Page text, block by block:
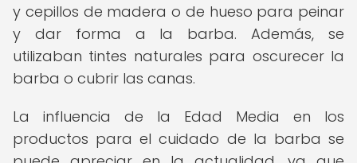
y cepillos de madera o de hueso para peinar
y dar forma a la barba. Además, se
utilizaban tintes naturales para oscurecer la
barba o cubrir las canas.
La influencia de la Edad Media en los
productos para el cuidado de la barba se